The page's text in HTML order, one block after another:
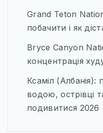
Grand Teton
побачити і як
Bryce Canyon
концентрація
Ксаміл (Албанія):
водою, острівці
подивитися 2026